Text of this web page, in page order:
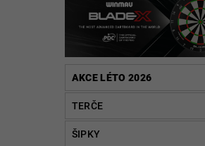
AKCE LÉTO 2026
TERČE
ŠIPKY